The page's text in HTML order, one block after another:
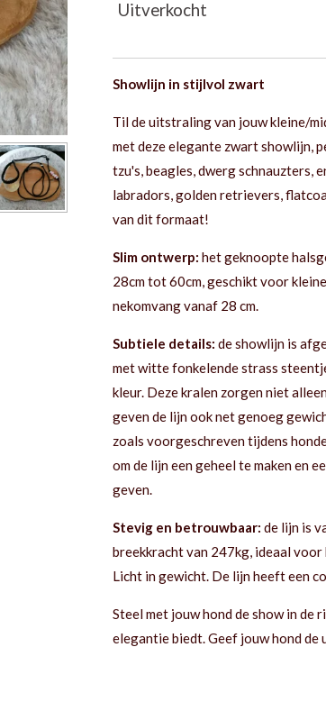
Uitverkocht
Showlijn in stijlvol zwart
Til de uitstraling van jouw kleine/
met deze elegante zwart showlijn,
tzu's, beagles, dwerg schnauzters,
labradors, golden retrievers,
van dit formaat!
Slim ontwerp: het geknoopte
28cm tot 60cm, geschikt voor
nekomvang vanaf 28 cm.
Subtiele details: de showlijn is
met witte fonkelende strass
kleur. Deze kralen zorgen niet
geven de lijn ook net genoeg
zoals voorgeschreven tijdens
om de lijn een geheel te maken en
geven.
Stevig en betrouwbaar: de lijn is
breekkracht van 247kg, ideaal
Licht in gewicht. De lijn heeft een
Steel met jouw hond de show in de
elegantie biedt. Geef jouw hond